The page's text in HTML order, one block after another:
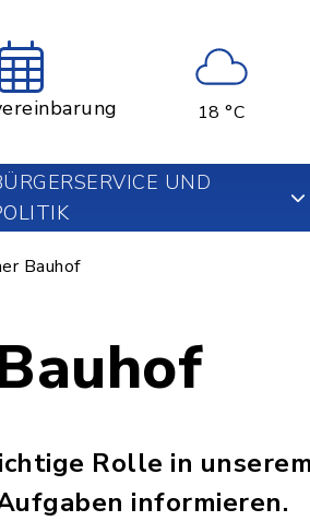
18 °C
UND
Bauhof
Rolle in
informieren.